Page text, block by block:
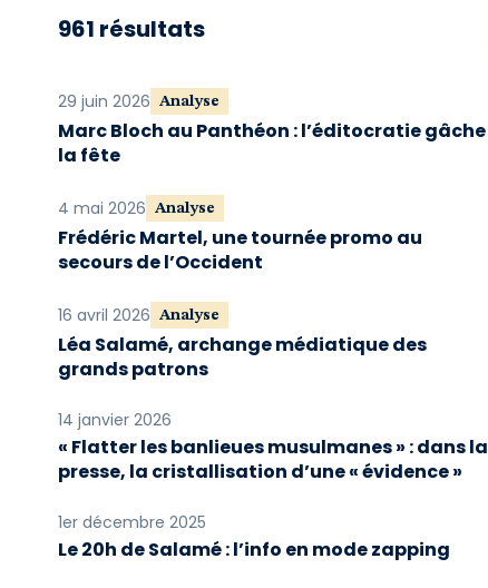
961 résultats
29 juin 2026 Analyse
Marc Bloch au Panthéon : l’éditocratie gâche
la fête
4 mai 2026 Analyse
Frédéric Martel, une tournée promo au
secours de l’Occident
16 avril 2026 Analyse
Léa Salamé, archange médiatique des
grands patrons
14 janvier 2026
« Flatter les banlieues musulmanes » : dans la
presse, la cristallisation d’une « évidence »
1er décembre 2025
Le 20h de Salamé : l’info en mode zapping